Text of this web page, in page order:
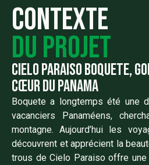
Contexte
du projet
Cielo paraiso boquete,
cœur du Panama
Boquete a longtemps été une
vacanciers Panaméens,
montagne. Aujourd’hui les
découvrent et apprécient la
trous de Cielo Paraiso offre